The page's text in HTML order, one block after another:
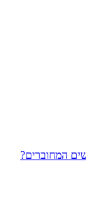
המחוברים?